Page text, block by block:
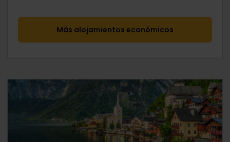
Más alojamientos económicos